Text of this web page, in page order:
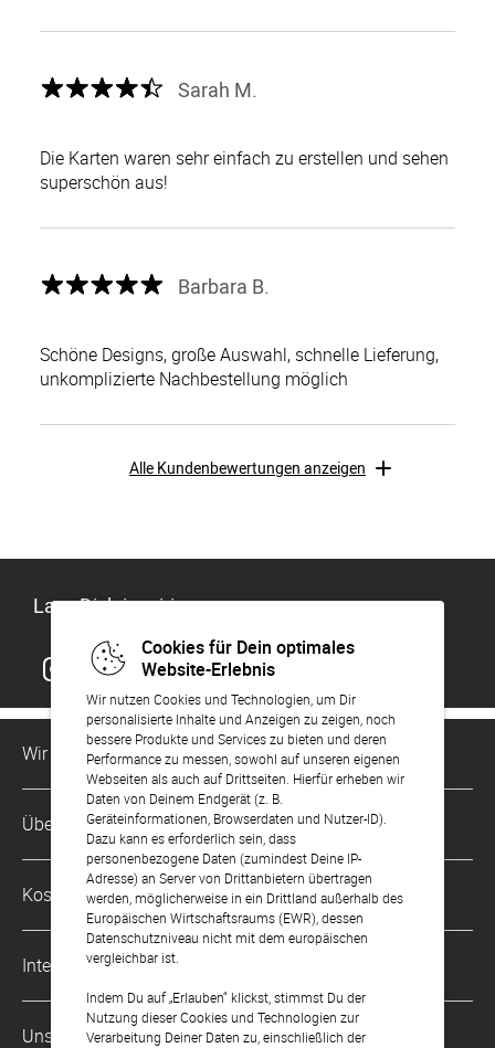
Cookies für Dein optimales
Website-Erlebnis
Wir nutzen Cookies und Technologien, um Dir
personalisierte Inhalte und Anzeigen zu zeigen, noch
bessere Produkte und Services zu bieten und deren
Performance zu messen, sowohl auf unseren eigenen
Webseiten als auch auf Drittseiten. Hierfür erheben wir
Daten von Deinem Endgerät (z. B.
Geräteinformationen, Browserdaten und Nutzer-ID).
Dazu kann es erforderlich sein, dass
personenbezogene Daten (zumindest Deine IP-
Adresse) an Server von Drittanbietern übertragen
werden, möglicherweise in ein Drittland außerhalb des
Europäischen Wirtschaftsraums (EWR), dessen
Datenschutzniveau nicht mit dem europäischen
vergleichbar ist.
Indem Du auf „Erlauben“ klickst, stimmst Du der
Nutzung dieser Cookies und Technologien zur
Verarbeitung Deiner Daten zu, einschließlich der
Sarah M.
Die Karten waren sehr einfach zu erstellen und sehen
superschön aus!
Barbara B.
Schöne Designs, große Auswahl, schnelle Lieferung,
unkomplizierte Nachbestellung möglich
Alle Kundenbewertungen anzeigen
Lass Dich inspirieren
Wir sind für Dich da
Kundenservice-Hotline
0221 956 725 10
Mo. - Fr. von 9 bis 17 Uhr
kontakt@sendmoments.de
Über Uns
Philosophie
Karriere
Impressum
AGB & Widerrufsrecht
Zahlung & Versand
Kostenlose Services
Musterkarten
Digitale Fotoalben
Digitale Gästelisten
International
Österreich
Unsere Zahlungsarten